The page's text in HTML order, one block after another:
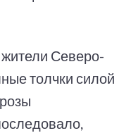
Северо-
толчки силой